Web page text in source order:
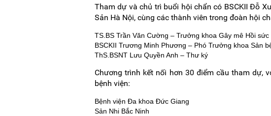
Tham dự và chủ trì buổi hội chẩn có BSCKII Đỗ
Sản Hà Nội, cùng các thành viên trong đoàn hội
TS.BS Trần Văn Cường – Trưởng khoa Gây mê Hồi sức
BSCKII Trương Minh Phương – Phó Trưởng khoa Sản
ThS.BSNT Lưu Quyền Anh – Thư ký
Chương trình kết nối hơn 30 điểm cầu tham dự,
bệnh viện:
Bệnh viện Đa khoa Đức Giang
Sản Nhi Bắc Ninh